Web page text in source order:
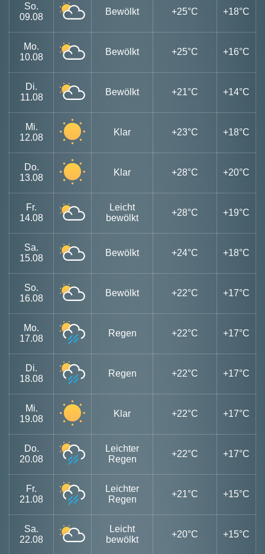
So.
09.08
Bewölkt +25°C +18°C
Mo.
10.08
Bewölkt +25°C +16°C
Di.
11.08
Bewölkt +21°C +14°C
Mi.
12.08
Klar +23°C +18°C
Do.
13.08
Klar +28°C +20°C
Fr.
14.08
Leicht
bewölkt
+28°C +19°C
Sa.
15.08
Bewölkt +24°C +18°C
So.
16.08
Bewölkt +22°C +17°C
Mo.
17.08
Regen +22°C +17°C
Di.
18.08
Regen +22°C +17°C
Mi.
19.08
Klar +22°C +17°C
Do.
20.08
Leichter
Regen
+22°C +17°C
Fr.
21.08
Leichter
Regen
+21°C +15°C
Sa.
22.08
Leicht
bewölkt
+20°C +15°C